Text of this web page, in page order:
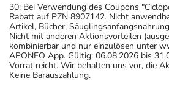
30: Bei Verwendung des Coupons
Rabatt auf PZN 8907142. Nicht
Artikel, Bücher,
Nicht mit anderen Aktionsvorteilen
kombinierbar und nur einzulösen unter
APONEO App. Gültig: 06.08.2026 bis
Vorrat reicht. Wir behalten uns vor, die
Keine Barauszahlung.